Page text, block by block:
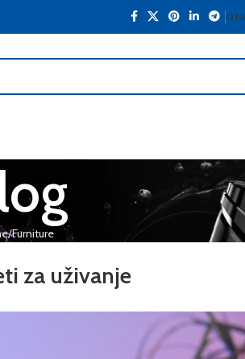
O
Furniture
za uživanje